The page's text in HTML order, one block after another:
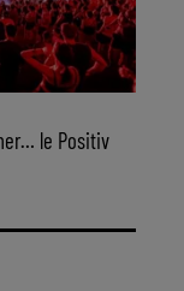
le Positiv